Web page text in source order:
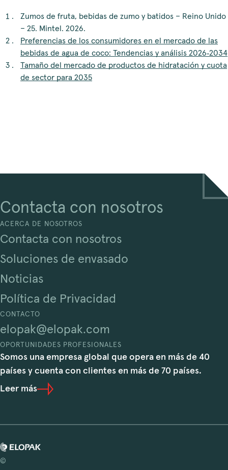
Zumos de fruta, bebidas de zumo y batidos – Reino Unido
– 25. Mintel. 2026.
Preferencias de los consumidores en el mercado de las
bebidas de agua de coco: Tendencias y análisis 2026‑2034
Tamaño del mercado de productos de hidratación y cuota
de sector para 2035
Contacta con nosotros
ACERCA DE NOSOTROS
Contacta con nosotros
Soluciones de envasado
Noticias
Política de Privacidad
CONTACTO
elopak@elopak.com
OPORTUNIDADES PROFESIONALES
Somos una empresa global que opera en más de 40
países y cuenta con clientes en más de 70 países.
Leer más
©